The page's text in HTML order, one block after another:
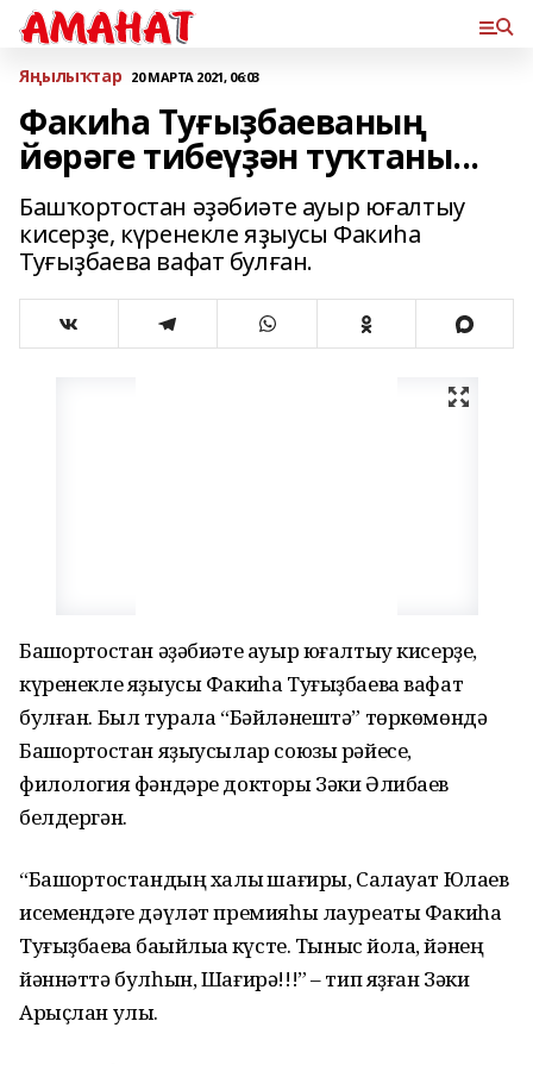
Яңылыҡтар 20 МАРТА 2021, 06:03
Факиһа Туғыҙбаеваның
йөрәге тибеүҙән туҡтаны...
Башҡортостан әҙәбиәте ауыр юғалтыу
кисерҙе, күренекле яҙыусы Факиһа
Туғыҙбаева вафат булған.
Башҡортостан әҙәбиәте ауыр юғалтыу кисерҙе,
күренекле яҙыусы Факиһа Туғыҙбаева вафат
булған. Был турала “Бәйләнештә” төркөмөндә
Башҡортостан яҙыусылар союзы рәйесе,
филология фәндәре докторы Зәки Әлибаев
белдергән.
“Башҡортостандың халыҡ шағиры, Салауат Юлаев
исемендәге дәүләт премияһы лауреаты Факиһа
Туғыҙбаева баҡыйлыҡҡа күсте. Тыныс йоҡла, йәнең
йәннәттә булһын, Шағирә!!!” – тип яҙған Зәки
Арыҫлан улы.